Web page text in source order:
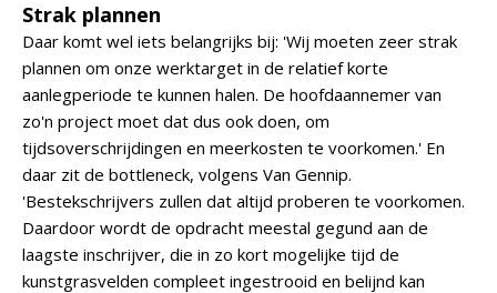
Strak plannen
Daar komt wel iets belangrijks bij: 'Wij moeten zeer strak
plannen om onze werktarget in de relatief korte
aanlegperiode te kunnen halen. De hoofdaannemer van
zo'n project moet dat dus ook doen, om
tijdsoverschrijdingen en meerkosten te voorkomen.' En
daar zit de bottleneck, volgens Van Gennip.
'Bestekschrijvers zullen dat altijd proberen te voorkomen.
Daardoor wordt de opdracht meestal gegund aan de
laagste inschrijver, die in zo kort mogelijke tijd de
kunstgrasvelden compleet ingestrooid en belijnd kan